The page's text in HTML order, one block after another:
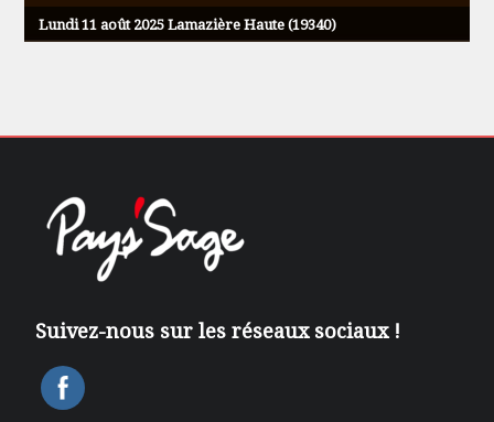
Lundi 11 août 2025 Lamazière Haute (19340)
Suivez-nous sur les réseaux sociaux !